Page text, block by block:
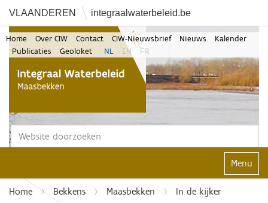
VLAANDEREN integraalwaterbeleid.be
Zoek
Home Over CIW Contact CIW-Nieuwsbrief Nieuws
Kalender
Publicaties
Geoloket NL EN FR
Klap
Home Bekkens Maasbekken
In de kijker